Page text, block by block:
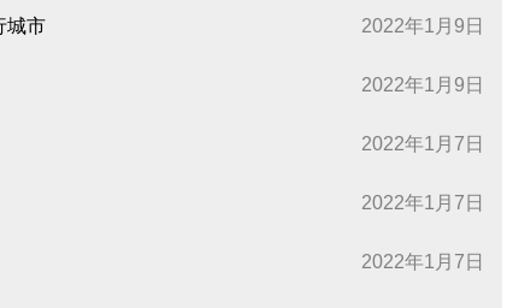
城市 2022年1月9日
2022年1月9日
2022年1月7日
2022年1月7日
2022年1月7日